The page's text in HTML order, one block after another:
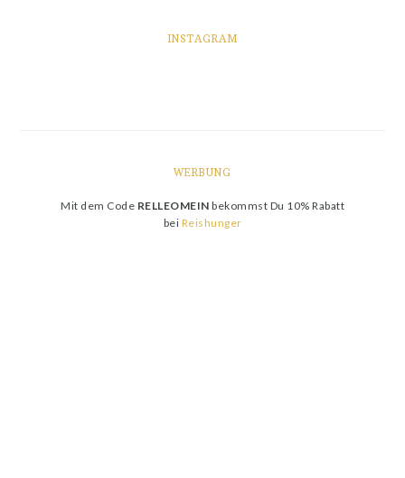
INSTAGRAM
WERBUNG
Mit dem Code RELLEOMEIN bekommst Du 10% Rabatt
bei Reishunger